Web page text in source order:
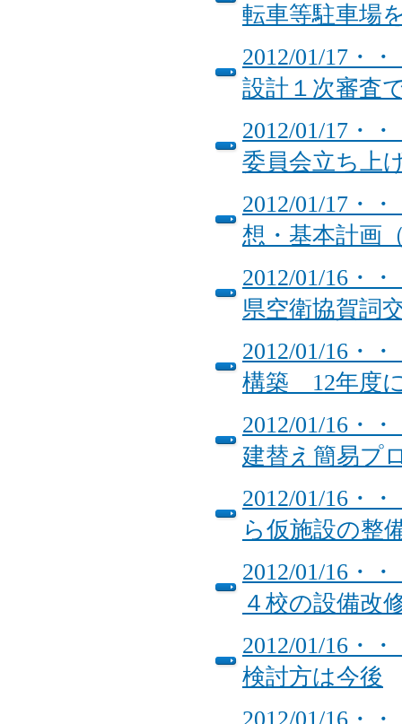
転車等駐車場
2012/01/17・
設計１次審査
2012/01/17・
委員会立ち上
2012/01/17・
想・基本計画
2012/01/16・
県空衛協賀詞
2012/01/16・
構築 12年度
2012/01/16・
建替え簡易プ
2012/01/16・
ら仮施設の整
2012/01/16・
４校の設備改
2012/01/16
検討方は今後